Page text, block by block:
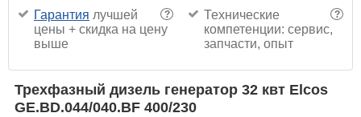
?
Гарантия лучшей
цены + скидка на цену
выше
?
Технические
компетенции: сервис,
запчасти, опыт
Трехфазный дизель генератор 32 квт Elcos
GE.BD.044/040.BF 400/230